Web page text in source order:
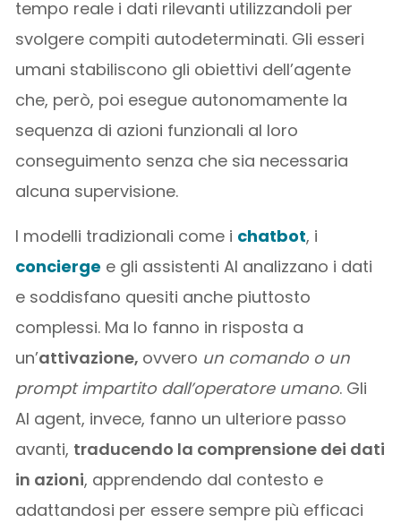
tempo reale i dati rilevanti utilizzandoli per
svolgere compiti autodeterminati. Gli esseri
umani stabiliscono gli obiettivi dell’agente
che, però, poi esegue autonomamente la
sequenza di azioni funzionali al loro
conseguimento senza che sia necessaria
alcuna supervisione.
I modelli tradizionali come i chatbot, i
concierge e gli assistenti AI analizzano i dati
e soddisfano quesiti anche piuttosto
complessi. Ma lo fanno in risposta a
un’attivazione, ovvero un comando o un
prompt impartito dall’operatore umano. Gli
AI agent, invece, fanno un ulteriore passo
avanti, traducendo la comprensione dei dati
in azioni, apprendendo dal contesto e
adattandosi per essere sempre più efficaci